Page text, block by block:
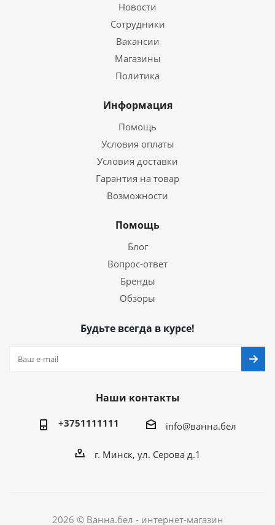
Новости
Сотрудники
Вакансии
Магазины
Политика
Информация
Помощь
Условия оплаты
Условия доставки
Гарантия на товар
Возможности
Помощь
Блог
Вопрос-ответ
Бренды
Обзоры
Будьте всегда в курсе!
Наши контакты
+3751111111 info@ванна.бел
г. Минск, ул. Серова д.1
2026 © Ванна.бел - интернет-магазин